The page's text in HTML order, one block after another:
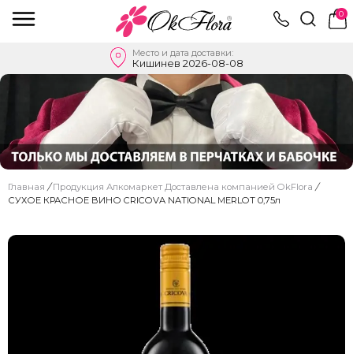
0
Место и дата доставки:
Кишинев 2026-08-08
Главная / Продукция Алкомаркет Доставлена ​​компанией OkFlora /
СУХОЕ КРАСНОЕ ВИНО CRICOVA NATIONAL MERLOT 0,75л